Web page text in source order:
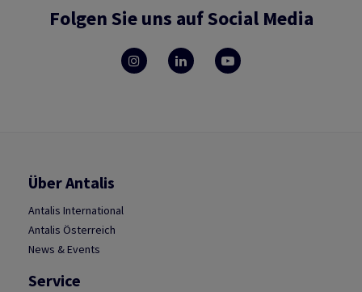
Folgen Sie uns auf Social Media
Über Antalis
Antalis International
Antalis Österreich
News & Events
Service